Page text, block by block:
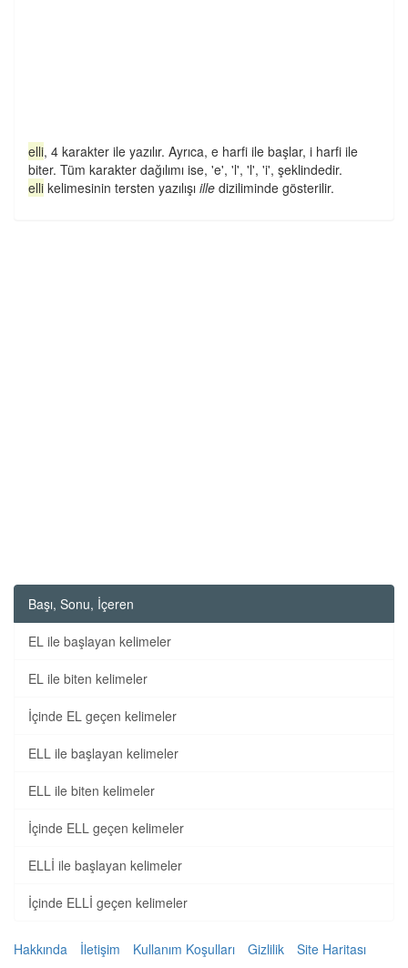
elli, 4 karakter ile yazılır. Ayrıca, e harfi ile başlar, i harfi ile
biter. Tüm karakter dağılımı ise, 'e', 'l', 'l', 'i', şeklindedir.
elli kelimesinin tersten yazılışı ille diziliminde gösterilir.
Başı, Sonu, İçeren
EL ile başlayan kelimeler
EL ile biten kelimeler
İçinde EL geçen kelimeler
ELL ile başlayan kelimeler
ELL ile biten kelimeler
İçinde ELL geçen kelimeler
ELLİ ile başlayan kelimeler
İçinde ELLİ geçen kelimeler
Hakkında İletişim Kullanım Koşulları Gizlilik Site Haritası